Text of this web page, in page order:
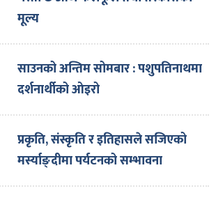
मूल्य
साउनको अन्तिम सोमबार : पशुपतिनाथमा
दर्शनार्थीको ओइरो
प्रकृति, संस्कृति र इतिहासले सजिएको
मर्स्याङ्दीमा पर्यटनको सम्भावना